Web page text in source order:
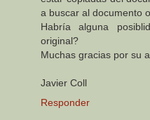
a buscar al documento
Habría alguna
original?
Muchas gracias por su
Javier Coll
Responder